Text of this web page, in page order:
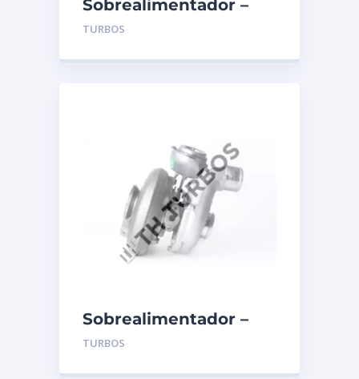
Sobrealimentador –
TURBO’S HOET –
TURBOS
Sobrealimentador –
TURBO’S HOET –
TURBOS